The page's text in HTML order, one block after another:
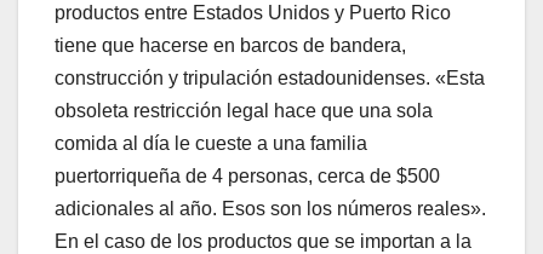
productos entre Estados Unidos y Puerto Rico
tiene que hacerse en barcos de bandera,
construcción y tripulación estadounidenses. «Esta
obsoleta restricción legal hace que una sola
comida al día le cueste a una familia
puertorriqueña de 4 personas, cerca de $500
adicionales al año. Esos son los números reales».
En el caso de los productos que se importan a la